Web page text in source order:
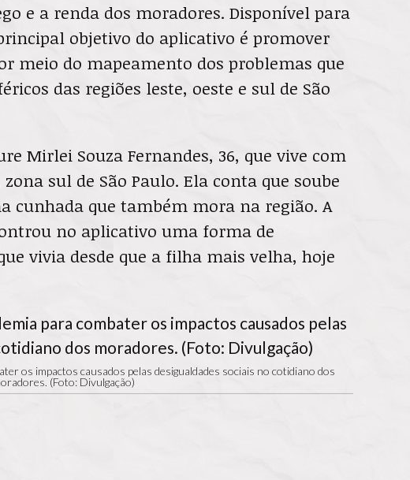
e a renda dos moradores. Disponível para
objetivo do aplicativo é promover
meio do mapeamento dos problemas que
das regiões leste, oeste e sul de São
Mirlei Souza Fernandes, 36, que vive com
sul de São Paulo. Ela conta que soube
cunhada que também mora na região. A
no aplicativo uma forma de
vivia desde que a filha mais velha, hoje
os impactos causados pelas desigualdades sociais no cotidiano dos
(Foto: Divulgação)